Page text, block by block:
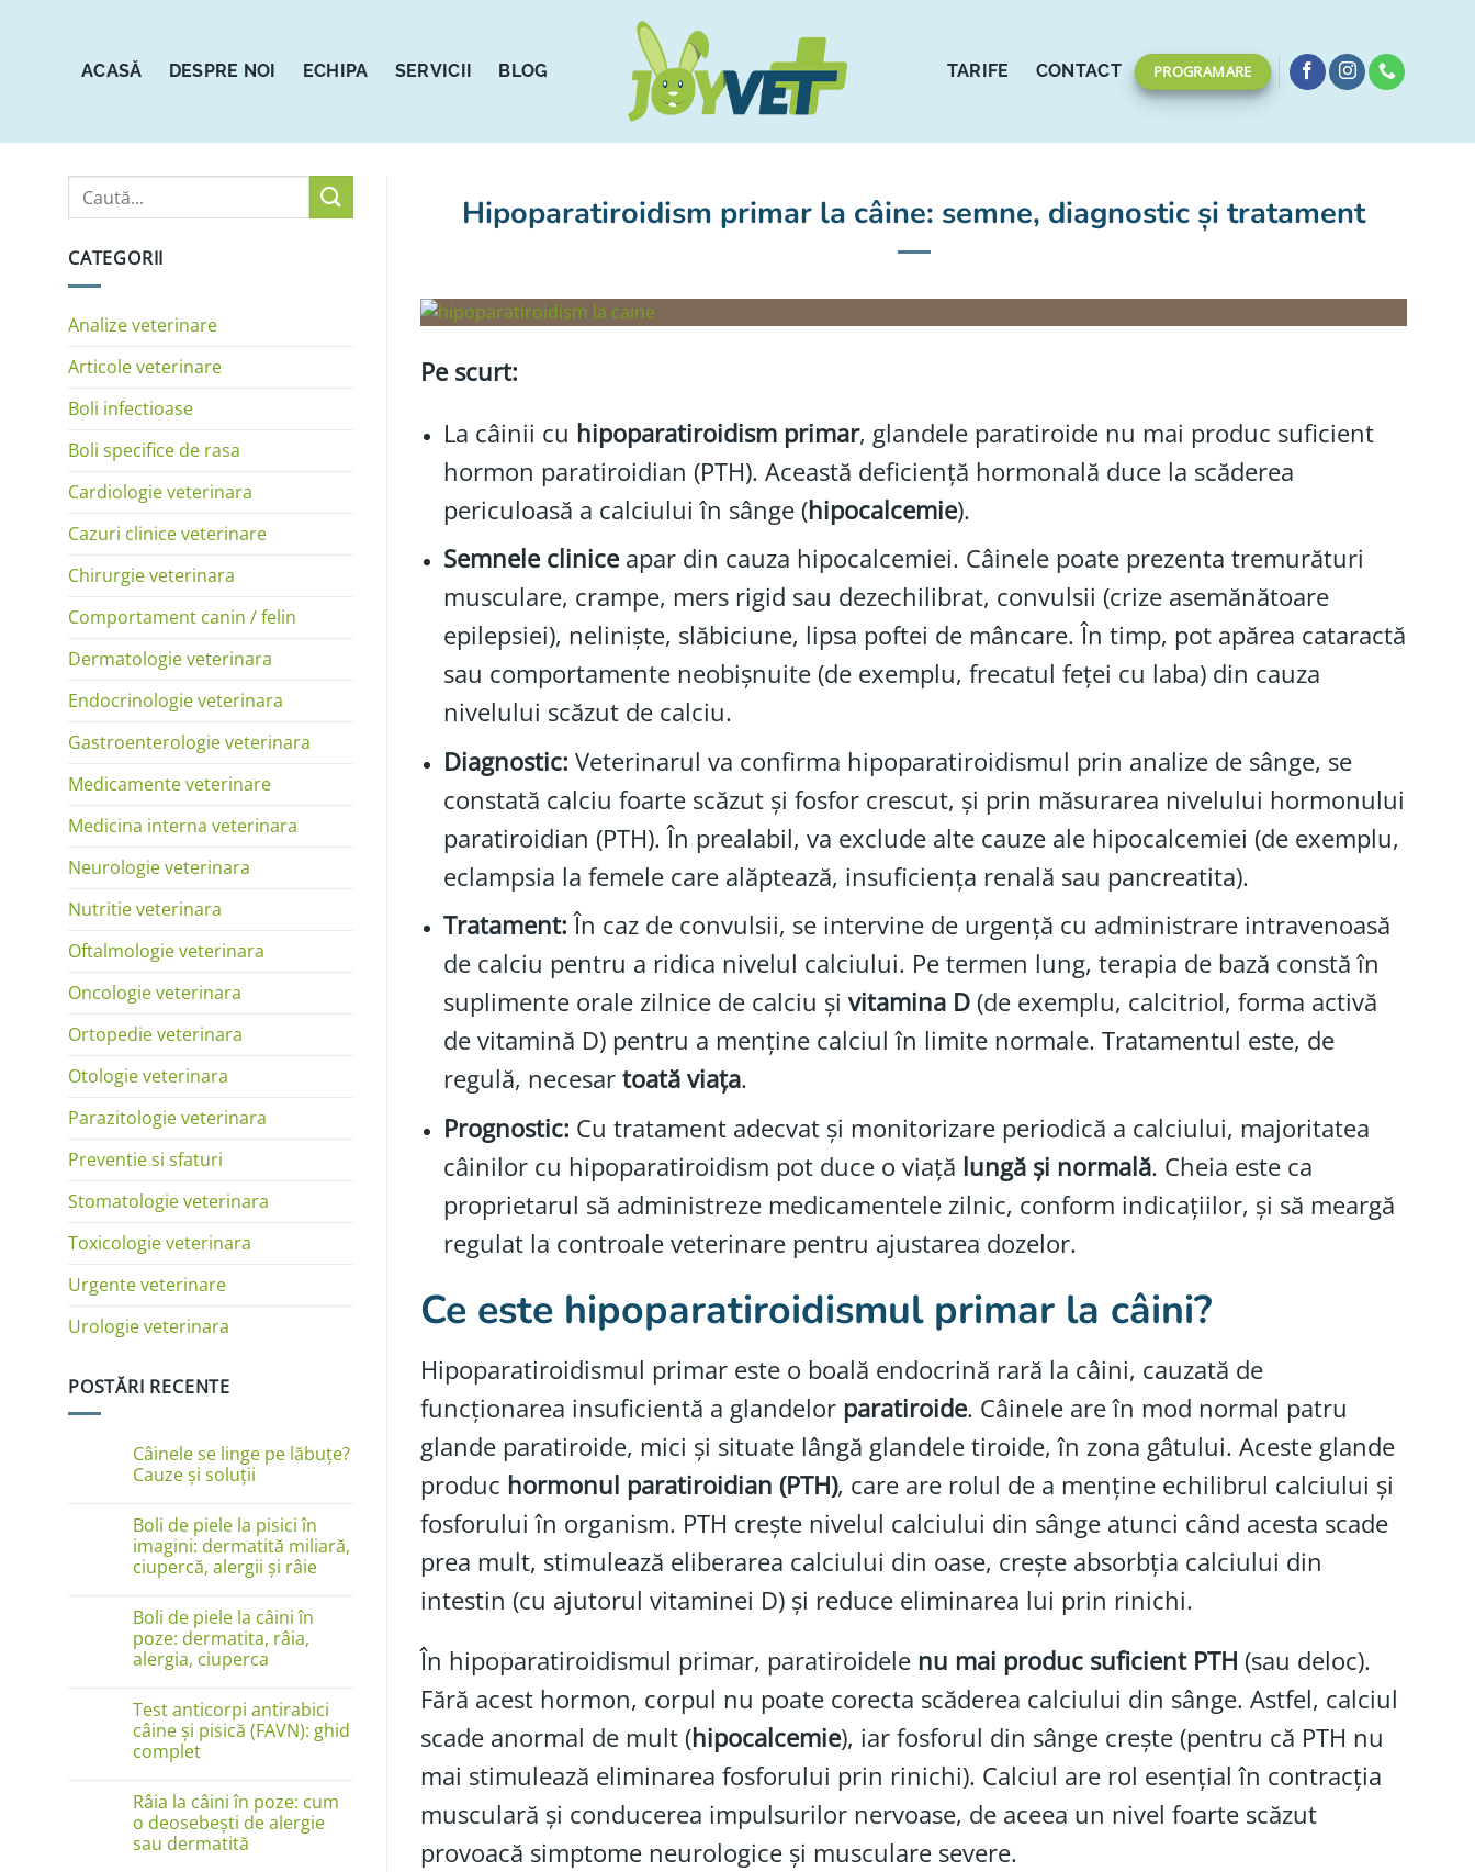
ACASĂ DESPRE NOI ECHIPA SERVICII BLOG TARIFE CONTACT PROGRAMARE
CATEGORII
Analize veterinare
Articole veterinare
Boli infectioase
Boli specifice de rasa
Cardiologie veterinara
Cazuri clinice veterinare
Chirurgie veterinara
Comportament canin / felin
Dermatologie veterinara
Endocrinologie veterinara
Gastroenterologie veterinara
Medicamente veterinare
Medicina interna veterinara
Neurologie veterinara
Nutritie veterinara
Oftalmologie veterinara
Oncologie veterinara
Ortopedie veterinara
Otologie veterinara
Parazitologie veterinara
Preventie si sfaturi
Stomatologie veterinara
Toxicologie veterinara
Urgente veterinare
Urologie veterinara
POSTĂRI RECENTE
Câinele se linge pe lăbuțe?
Cauze și soluții
comentariu
la
Câinele
se
linge
Cauze
și
soluții
Boli de piele la pisici în
imagini: dermatită miliară,
ciupercă, alergii și râie
comentariu
la
Boli
de
piele
în
imagini:
dermatită
miliară,
ciupercă,
și
râie
Boli de piele la câini în
poze: dermatita, râia,
alergia, ciuperca
la
Boli
de
piele
în
poze:
dermatita,
râia,
alergia,
Test anticorpi antirabici
câine și pisică (FAVN): ghid
complet
comentariu
la
Test
anticorpi
antirabici
Râia la câini în poze: cum
o deosebești de alergie
sau dermatită
Hipoparatiroidism primar la câine: semne, diagnostic și tratament
Pe scurt:
La câinii cu hipoparatiroidism primar, glandele paratiroide nu mai produc suficient
hormon paratiroidian (PTH). Această deficiență hormonală duce la scăderea
periculoasă a calciului în sânge (hipocalcemie).
Semnele cliniceapar din cauza hipocalcemiei. Câinele poate prezenta tremurături
musculare, crampe, mers rigid sau dezechilibrat, convulsii (crize asemănătoare
epilepsiei), neliniște, slăbiciune, lipsa poftei de mâncare. În timp, pot apărea cataractă
sau comportamente neobișnuite (de exemplu, frecatul feței cu laba) din cauza
nivelului scăzut de calciu.
Diagnostic: Veterinarul va confirma hipoparatiroidismul prin analize de sânge, se
constată calciu foarte scăzut și fosfor crescut, și prin măsurarea nivelului hormonului
paratiroidian (PTH). În prealabil, va exclude alte cauze ale hipocalcemiei (de exemplu,
eclampsia la femele care alăptează, insuficiența renală sau pancreatita).
Tratament:În caz de convulsii, se intervine de urgență cu administrare intravenoasă
de calciu pentru a ridica nivelul calciului. Pe termen lung, terapia de bază constă în
suplimente orale zilnice de calciu și vitamina D(de exemplu, calcitriol, forma activă
de vitamină D) pentru a menține calciul în limite normale. Tratamentul este, de
regulă, necesartoată viața.
Prognostic: Cu tratament adecvat și monitorizare periodică a calciului, majoritatea
câinilor cu hipoparatiroidism pot duce o viață lungă și normală. Cheia este ca
proprietarul să administreze medicamentele zilnic, conform indicațiilor, și să meargă
regulat la controale veterinare pentru ajustarea dozelor.
Ce este hipoparatiroidismul primar la câini?
Hipoparatiroidismul primar este o boală endocrină rară la câini, cauzată de
funcționarea insuficientă a glandelor paratiroide. Câinele are în mod normal patru
glande paratiroide, mici și situate lângă glandele tiroide, în zona gâtului. Aceste glande
produc hormonul paratiroidian (PTH), care are rolul de a menține echilibrul calciului și
fosforului în organism. PTH crește nivelul calciului din sânge atunci când acesta scade
prea mult, stimulează eliberarea calciului din oase, crește absorbția calciului din
intestin (cu ajutorul vitaminei D) și reduce eliminarea lui prin rinichi.
În hipoparatiroidismul primar, paratiroidele nu mai produc suficient PTH (sau deloc).
Fără acest hormon, corpul nu poate corecta scăderea calciului din sânge. Astfel, calciul
scade anormal de mult (hipocalcemie), iar fosforul din sânge crește (pentru că PTH nu
mai stimulează eliminarea fosforului prin rinichi). Calciul are rol esențial în contracția
musculară și conducerea impulsurilor nervoase, de aceea un nivel foarte scăzut
provoacă simptome neurologice și musculare severe.